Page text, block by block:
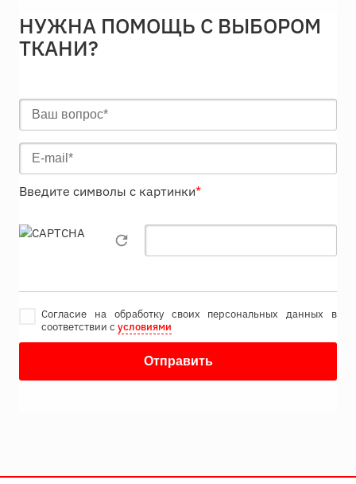
НУЖНА ПОМОЩЬ С ВЫБОРОМ
ТКАНИ?
Введите символы с картинки*
Согласие на обработку своих персональных данных в
соответствии с условиями